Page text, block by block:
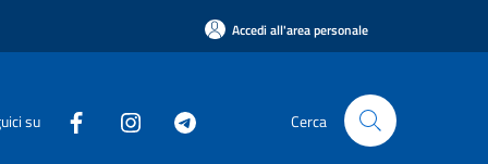
Accedi all'area personale
su Cerca